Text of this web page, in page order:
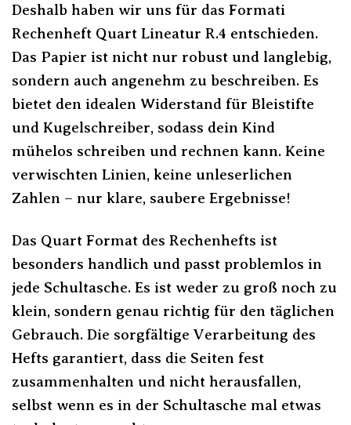
Deshalb haben wir uns für das Formati
Rechenheft Quart Lineatur R.4 entschieden.
Das Papier ist nicht nur robust und langlebig,
sondern auch angenehm zu beschreiben. Es
bietet den idealen Widerstand für Bleistifte
und Kugelschreiber, sodass dein Kind
mühelos schreiben und rechnen kann. Keine
verwischten Linien, keine unleserlichen
Zahlen – nur klare, saubere Ergebnisse!
Das Quart Format des Rechenhefts ist
besonders handlich und passt problemlos in
jede Schultasche. Es ist weder zu groß noch zu
klein, sondern genau richtig für den täglichen
Gebrauch. Die sorgfältige Verarbeitung des
Hefts garantiert, dass die Seiten fest
zusammenhalten und nicht herausfallen,
selbst wenn es in der Schultasche mal etwas